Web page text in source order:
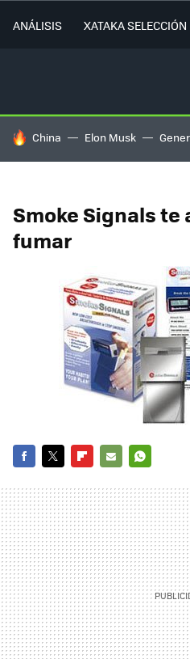
ANÁLISIS XATAKA SELECCIÓN
HOY SE HABLA DE
China Elon Musk
Smoke Signals te
fumar
MAIL